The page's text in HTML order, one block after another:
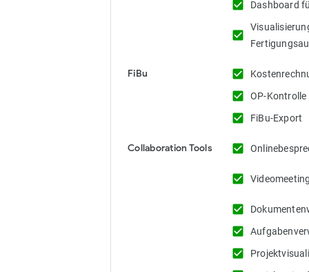
check_box Dashboard
check_box
FiBu check_box
check_box OP-Kontrolle
check_box FiBu-Export
Collaboration Tools check_box
check_box
check_box
check_box
check_box